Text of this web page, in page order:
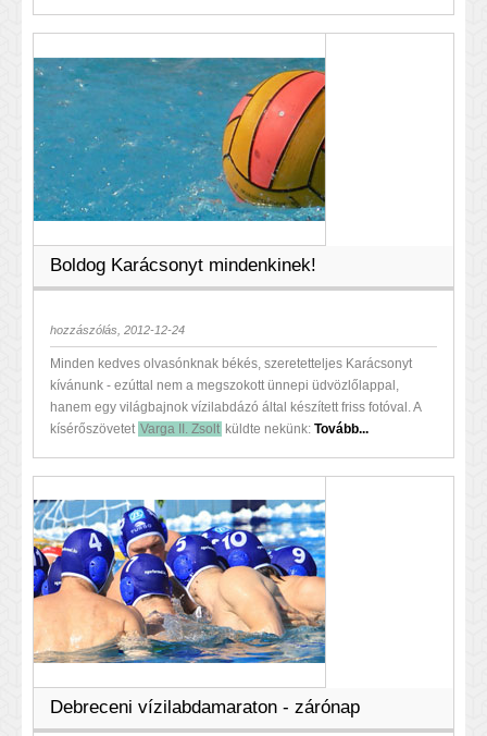
Boldog Karácsonyt mindenkinek!
hozzászólás, 2012-12-24
Minden kedves olvasónknak békés, szeretetteljes Karácsonyt
kívánunk - ezúttal nem a megszokott ünnepi üdvözlőlappal,
hanem egy világbajnok vízilabdázó által készített friss fotóval. A
kísérőszövetet Varga II. Zsolt küldte nekünk: Tovább...
Debreceni vízilabdamaraton - zárónap